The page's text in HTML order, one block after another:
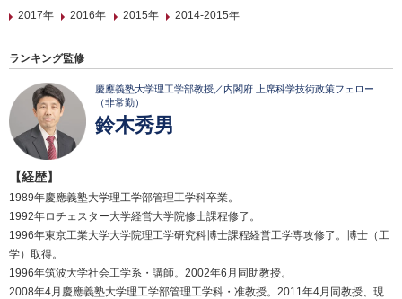
2017年
2016年 2015年 2014-2015年
ランキング監修
慶應義塾大学理工学部教授／内閣府 上席科学技術政策フェロー
（非常勤）
鈴木秀男
【経歴】
1989年慶應義塾大学理工学部管理工学科卒業。
1992年ロチェスター大学経営大学院修士課程修了。
1996年東京工業大学大学院理工学研究科博士課程経営工学専攻修了。博士（工
学）取得。
1996年筑波大学社会工学系・講師。2002年6月同助教授。
2008年4月慶應義塾大学理工学部管理工学科・准教授。2011年4月同教授、現